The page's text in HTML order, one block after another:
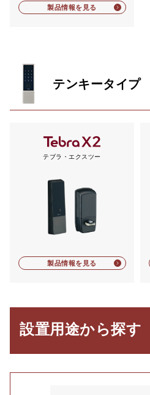
製品情報を見る
テンキータイプ
テブラ・エクスツー
製品情報を見る
設置用途から探す